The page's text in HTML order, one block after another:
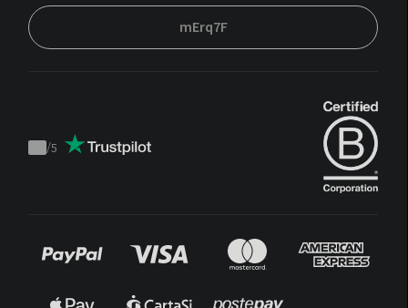
mErq7F
Trustpilot
/5